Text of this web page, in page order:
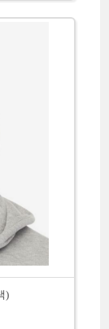
)